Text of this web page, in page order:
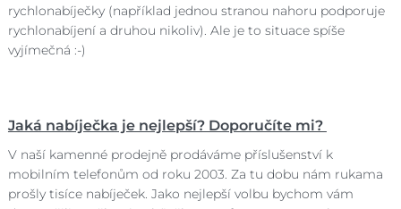
rychlonabíječky (například jednou stranou nahoru podporuje
rychlonabíjení a druhou nikoliv). Ale je to situace spíše
vyjímečná :-)
Jaká nabíječka je nejlepší? Doporučíte mi?
V naší kamenné prodejně prodáváme příslušenství k
mobilním telefonům od roku 2003. Za tu dobu nám rukama
prošly tisíce nabíječek. Jako nejlepší volbu bychom vám